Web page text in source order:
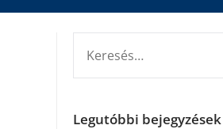
Legutóbbi bejegyzések